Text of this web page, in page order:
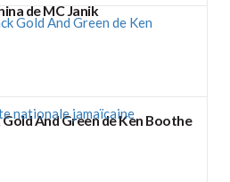
de MC Janik
And Green de Ken Boothe